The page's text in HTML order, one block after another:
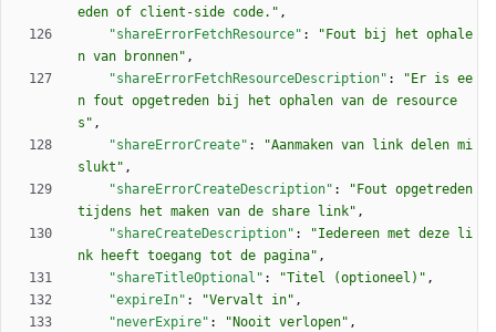
eden of client-side code." ,
"shareErrorFetchResource" :
"Fout bij het ophale
n van bronnen" ,
"shareErrorFetchResourceDescription" :
"Er is ee
n fout opgetreden bij het ophalen van de resource
s" ,
"shareErrorCreate" :
"Aanmaken van link delen mi
slukt" ,
"shareErrorCreateDescription" :
"Fout opgetreden
tijdens het maken van de share link" ,
"shareCreateDescription" :
"Iedereen met deze li
nk heeft toegang tot de pagina" ,
"shareTitleOptional" : "Titel (optioneel)" ,
"expireIn" : "Vervalt in" ,
"neverExpire" : "Nooit verlopen" ,